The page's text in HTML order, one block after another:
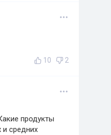
10 2
продукты
и средних